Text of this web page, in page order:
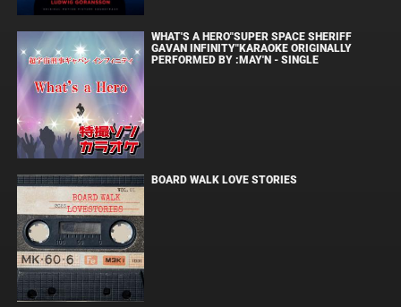
WHAT'S A HERO"SUPER SPACE SHERIFF
GAVAN INFINITY"KARAOKE ORIGINALLY
PERFORMED BY :MAY'N - SINGLE
BOARD WALK LOVE STORIES